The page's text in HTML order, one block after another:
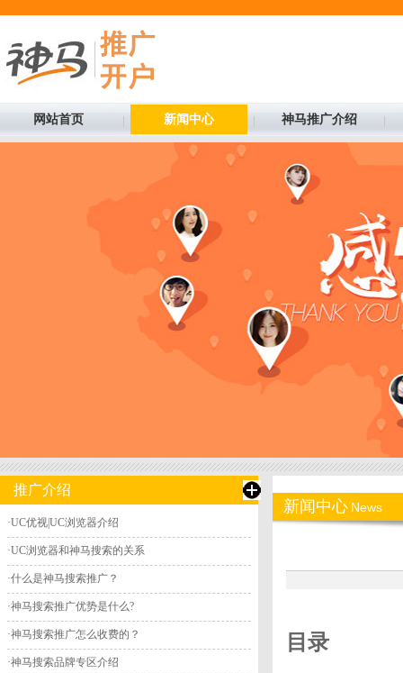
网站首页 新闻中心 神马推广介绍
推广介绍
·UC优视|UC浏览器介绍
·UC浏览器和神马搜索的关系
·什么是神马搜索推广？
·神马搜索推广优势是什么?
·神马搜索推广怎么收费的？
·神马搜索品牌专区介绍
新闻中心 News
目录